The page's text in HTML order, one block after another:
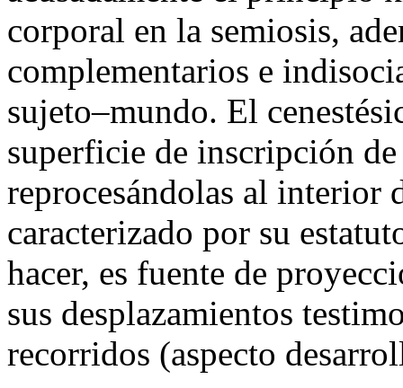
corporal en la semiosis,
complementarios e
sujeto–mundo. El
superficie de inscripción
reprocesándolas al interior
caracterizado por su
hacer, es fuente de
sus desplazamientos
recorridos (aspecto